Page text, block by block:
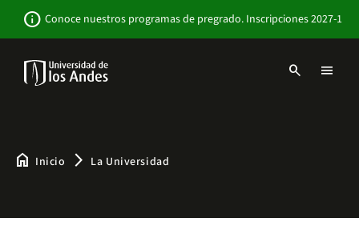
contenido
info Conoce nuestros programas de pregrado. Inscripciones 2027-1
search menu
home Inicio arrow_forward_ios La Universidad